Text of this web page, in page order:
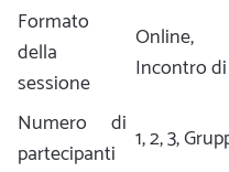
Formato
della
sessione
Online,
Incontro
Numero di
partecipanti
1, 2, 3,